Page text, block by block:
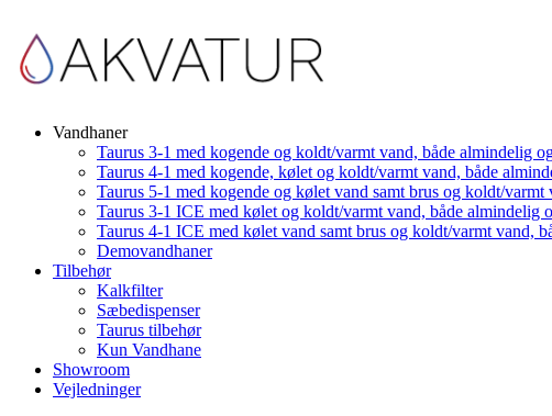
Vandhaner
Taurus 3-1 med kogende og koldt/varmt vand, både almindelig
Taurus 4-1 med kogende, kølet og koldt/varmt vand, både
Taurus 5-1 med kogende og kølet vand samt brus og koldt/
Taurus 3-1 ICE med kølet og koldt/varmt vand, både almindelig
Taurus 4-1 ICE med kølet vand samt brus og koldt/varmt vand,
Demovandhaner
Tilbehør
Kalkfilter
Sæbedispenser
Taurus tilbehør
Kun Vandhane
Showroom
Vejledninger